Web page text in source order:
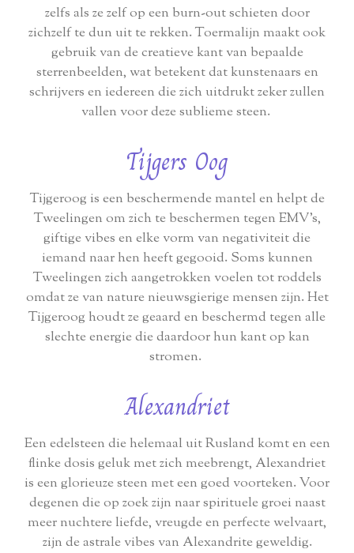
zelfs als ze zelf op een burn-out schieten door
zichzelf te dun uit te rekken. Toermalijn maakt ook
gebruik van de creatieve kant van bepaalde
sterrenbeelden, wat betekent dat kunstenaars en
schrijvers en iedereen die zich uitdrukt zeker zullen
vallen voor deze sublieme steen.
Tijgers Oog
Tijgeroog is een beschermende mantel en helpt de
Tweelingen om zich te beschermen tegen EMV's,
giftige vibes en elke vorm van negativiteit die
iemand naar hen heeft gegooid. Soms kunnen
Tweelingen zich aangetrokken voelen tot roddels
omdat ze van nature nieuwsgierige mensen zijn. Het
Tijgeroog houdt ze geaard en beschermd tegen alle
slechte energie die daardoor hun kant op kan
stromen.
Alexandriet
Een edelsteen die helemaal uit Rusland komt en een
flinke dosis geluk met zich meebrengt, Alexandriet
is een glorieuze steen met een goed voorteken. Voor
degenen die op zoek zijn naar spirituele groei naast
meer nuchtere liefde, vreugde en perfecte welvaart,
zijn de astrale vibes van Alexandrite geweldig.